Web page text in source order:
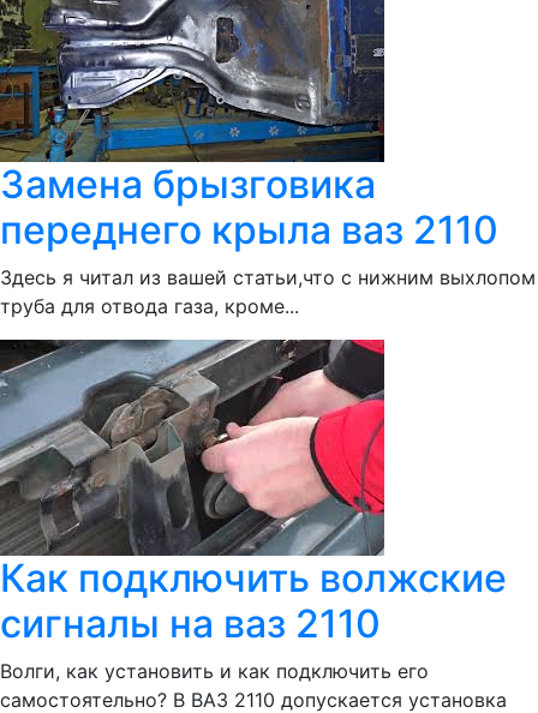
Замена брызговика
переднего крыла ваз 2110
Здесь я читал из вашей статьи,что с нижним выхлопом
труба для отвода газа, кроме...
Как подключить волжские
сигналы на ваз 2110
Волги, как установить и как подключить его
самостоятельно? В ВАЗ 2110 допускается установка